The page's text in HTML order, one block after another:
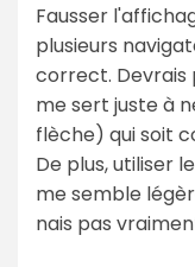
Fausser
plusieurs
correct. Devrais
me sert juste à
flèche) qui soit
De plus, utiliser
me semble
nais pas